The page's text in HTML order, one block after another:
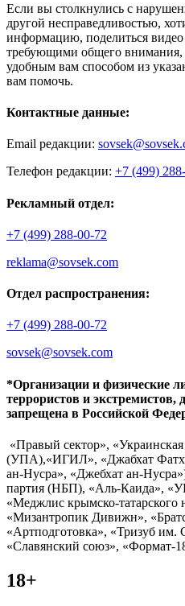
Если вы столкнулись с
другой несправедливостью,
информацию, поделиться
требующими общего
удобным вам способом из
вам помочь.
Контактные данные:
Email редакции:
Телефон редакции: +7 (499)
Рекламный отдел:
+7 (499) 288-00-72
reklama@sovsek.com
Отдел распространения:
+7 (499) 288-00-72
sovsek@sovsek.com
*Организации и физические
террористов и экстремистов,
запрещена в Российской
«Правый сектор»,
(УПА),«ИГИЛ», «Джабхат
ан-Нусра», «Джебхат ан-
партия (НБП), «Аль-Каида»,
«Меджлис крымско-татарского
«Мизантропик Дивижн»,
«Артподготовка», «Тризуб
«Славянский союз», «Формат-
18+